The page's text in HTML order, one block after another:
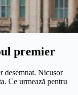
premier
desemnat. Nicușor
Ce urmează pentru